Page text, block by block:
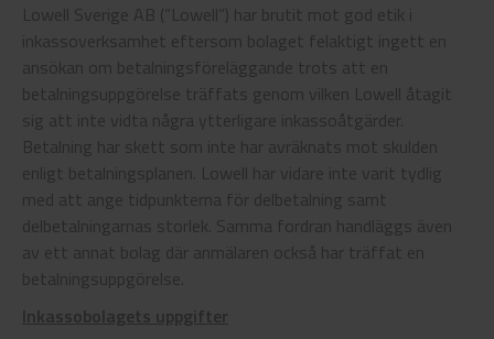
Lowell Sverige AB (”Lowell”) har brutit mot god etik i
inkassoverksamhet eftersom bolaget felaktigt ingett en
ansökan om betalningsföreläggande trots att en
betalningsuppgörelse träffats genom vilken Lowell åtagit
sig att inte vidta några ytterligare inkassoåtgärder.
Betalning har skett som inte har avräknats mot skulden
enligt betalningsplanen. Lowell har vidare inte varit tydlig
med att ange tidpunkterna för delbetalning samt
delbetalningarnas storlek. Samma fordran handläggs även
av ett annat bolag där anmälaren också har träffat en
betalningsuppgörelse.
Inkassobolagets uppgifter